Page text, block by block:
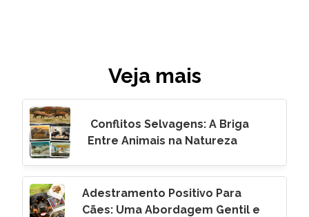
Veja mais
Conflitos Selvagens: A Briga
Entre Animais na Natureza
Adestramento Positivo Para
Cães: Uma Abordagem Gentil e